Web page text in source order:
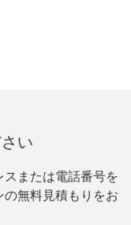
い
または電話番号を
無料見積もりをお